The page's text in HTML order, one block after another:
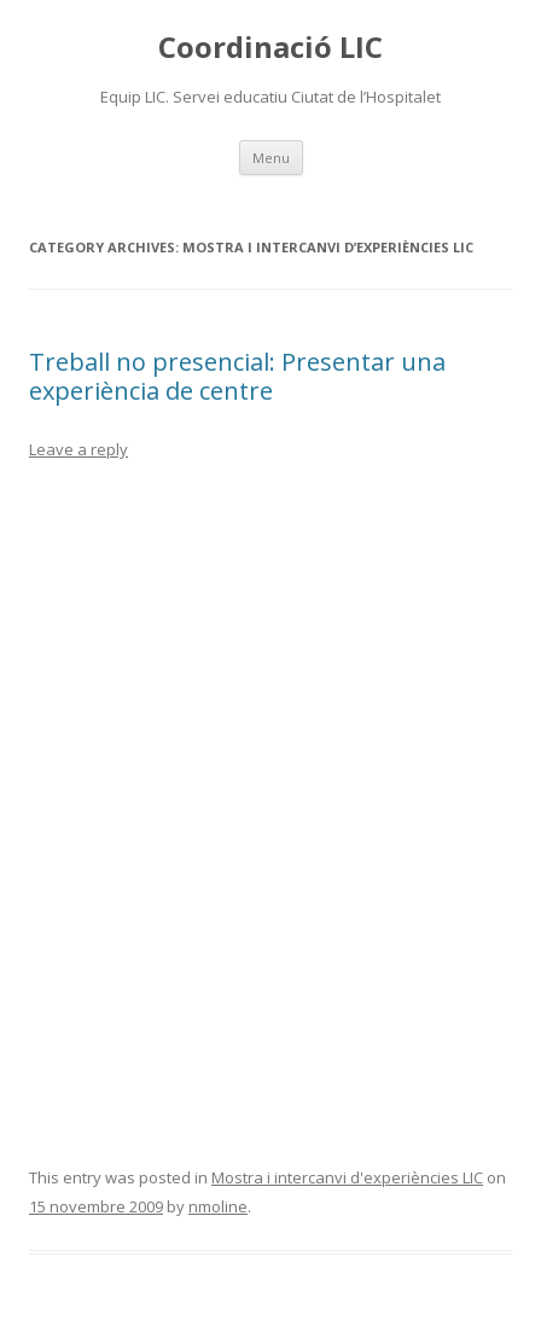
Coordinació LIC
Equip LIC. Servei educatiu Ciutat de l’Hospitalet
Menu Skip
content
CATEGORY ARCHIVES: MOSTRA I INTERCANVI D’EXPERIÈNCIES LIC
Treball no presencial: Presentar una
experiència de centre
Leave a reply
This entry was posted in Mostra i intercanvi d'experiències LIC on
15 novembre 2009 by nmoline.